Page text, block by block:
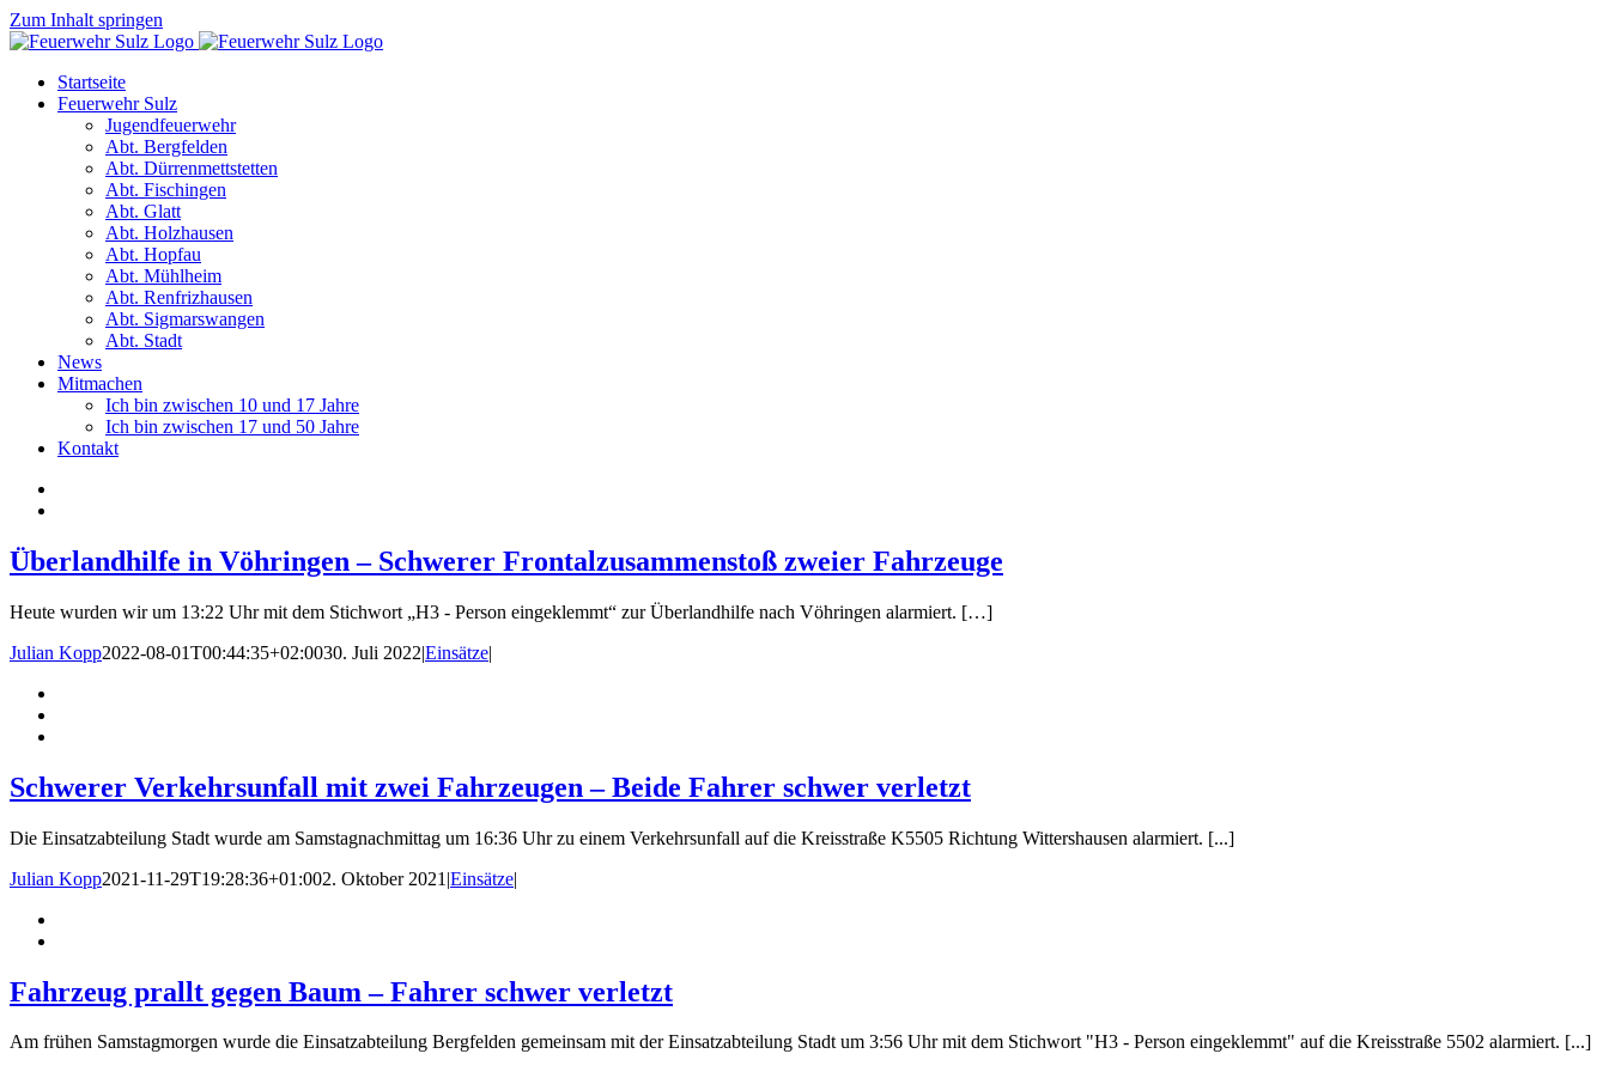
Zum Inhalt springen
Startseite
Feuerwehr Sulz
Jugendfeuerwehr
Abt. Bergfelden
Abt. Dürrenmettstetten
Abt. Fischingen
Abt. Glatt
Abt. Holzhausen
Abt. Hopfau
Abt. Mühlheim
Abt. Renfrizhausen
Abt. Sigmarswangen
Abt. Stadt
News
Mitmachen
Ich bin zwischen 10 und 17 Jahre
Ich bin zwischen 17 und 50 Jahre
Kontakt
Überlandhilfe in Vöhringen – Schwerer Frontalzusammenstoß zweier Fahrzeuge
Heute wurden wir um 13:22 Uhr mit dem Stichwort „H3 - Person eingeklemmt“ zur Überlandhilfe nach Vöhringen alarmiert. […]
Julian Kopp2022-08-01T00:44:35+02:0030. Juli 2022|Einsätze|
Schwerer Verkehrsunfall mit zwei Fahrzeugen – Beide Fahrer schwer verletzt
Die Einsatzabteilung Stadt wurde am Samstagnachmittag um 16:36 Uhr zu einem Verkehrsunfall auf die Kreisstraße K5505 Richtung Wittershausen alarmiert. [...]
Julian Kopp2021-11-29T19:28:36+01:002. Oktober 2021 |Einsätze|
Fahrzeug prallt gegen Baum – Fahrer schwer verletzt
Am frühen Samstagmorgen wurde die Einsatzabteilung Bergfelden gemeinsam mit der Einsatzabteilung Stadt um 3:56 Uhr mit dem Stichwort "H3 - Person eingeklemmt" auf die Kreisstraße 5502 alarmiert. [...]